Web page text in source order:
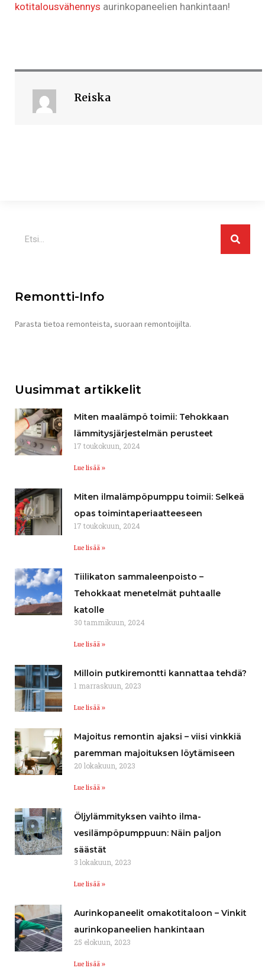
kotitalousvähennys aurinkopaneelien hankintaan!
Reiska
Remontti-Info
Parasta tietoa remonteista, suoraan remontoijilta.
Uusimmat artikkelit
Miten maalämpö toimii: Tehokkaan
lämmitysjärjestelmän perusteet
17 toukokuun, 2024
Lue lisää »
Miten ilmalämpöpumppu toimii: Selkeä
opas toimintaperiaatteeseen
17 toukokuun, 2024
Lue lisää »
Tiilikaton sammaleenpoisto –
Tehokkaat menetelmät puhtaalle
katolle
30 tammikuun, 2024
Lue lisää »
Milloin putkiremontti kannattaa tehdä?
1 marraskuun, 2023
Lue lisää »
Majoitus remontin ajaksi – viisi vinkkiä
paremman majoituksen löytämiseen
20 lokakuun, 2023
Lue lisää »
Öljylämmityksen vaihto ilma-
vesilämpöpumppuun: Näin paljon
säästät
3 lokakuun, 2023
Lue lisää »
Aurinkopaneelit omakotitaloon – Vinkit
aurinkopaneelien hankintaan
25 elokuun, 2023
Lue lisää »